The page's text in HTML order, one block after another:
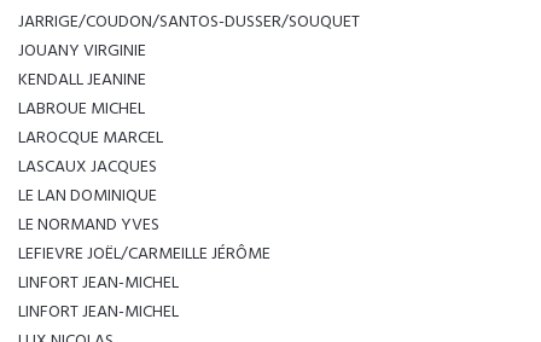
JARRIGE/COUDON/SANTOS-DUSSER/SOUQUET
JOUANY VIRGINIE
KENDALL JEANINE
LABROUE MICHEL
LAROCQUE MARCEL
LASCAUX JACQUES
LE LAN DOMINIQUE
LE NORMAND YVES
LEFIEVRE JOËL/CARMEILLE JÉRÔME
LINFORT JEAN-MICHEL
LINFORT JEAN-MICHEL